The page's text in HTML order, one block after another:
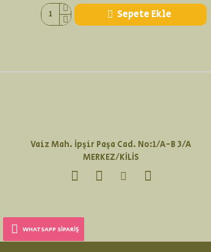
WHATSAPP SIPARIŞ
Sepete Ekle
Vaiz Mah. İpşir Paşa Cad. No:1/A-B 3/A
MERKEZ/KİLİS